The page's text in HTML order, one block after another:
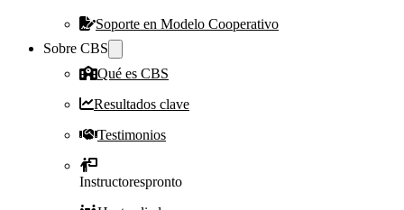
Soporte en Modelo Cooperativo
Sobre CBS
Qué es CBS
Resultados clave
Testimonios
Instructorespronto